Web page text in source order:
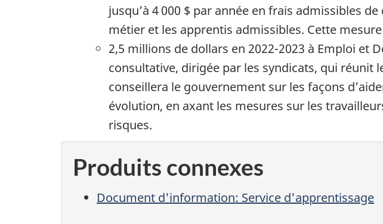
jusqu’à 4 000 $ par année en frais admissibles
métier et les apprentis admissibles. Cette
2,5 millions de dollars en 2022-2023 à Emploi et
consultative, dirigée par les syndicats, qui réunit
conseillera le gouvernement sur les façons
évolution, en axant les mesures sur les
risques.
Produits connexes
Document d'information: Service d'apprentissage